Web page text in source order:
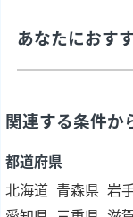
あなたにおす
関連する条件か
都道府県
北海道 青森県 岩